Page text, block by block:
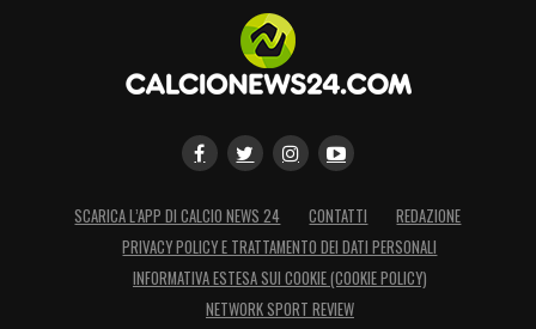
SCARICA L’APP DI CALCIO NEWS 24 CONTATTI
REDAZIONE
PRIVACY POLICY E TRATTAMENTO DEI DATI PERSONALI
INFORMATIVA ESTESA SUI COOKIE (COOKIE POLICY)
NETWORK SPORT REVIEW